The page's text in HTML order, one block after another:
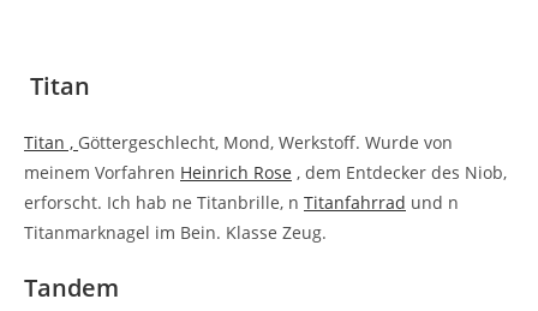
Titan
Titan , Göttergeschlecht, Mond, Werkstoff. Wurde von
meinem Vorfahren Heinrich Rose , dem Entdecker des Niob,
erforscht. Ich hab ne Titanbrille, n Titanfahrrad und n
Titanmarknagel im Bein. Klasse Zeug.
Tandem